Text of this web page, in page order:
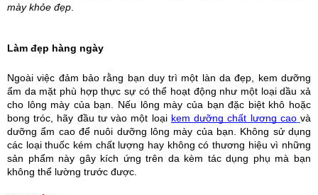
mày khỏe đẹp
Làm đẹp hàng ngày
Ngoài việc đảm bảo rằng bạn duy trì một làn da đẹp, kem dưỡng
ẩm da mặt phù hợp thực sự có thể hoạt động như một loại dầu xả
cho lông mày của bạn. Nếu lông mày của bạn đặc biệt khô hoặc
bong tróc, hãy đầu tư vào một loại kem dưỡng chất lượng cao và
dưỡng ẩm cao để nuôi dưỡng lông mày của bạn. Không sử dụng
các loại thuốc kém chất lượng hay không có thương hiệu vì những
sản phẩm này gây kích ứng trên da kèm tác dụng phụ mà bạn
không thể lường trước được.